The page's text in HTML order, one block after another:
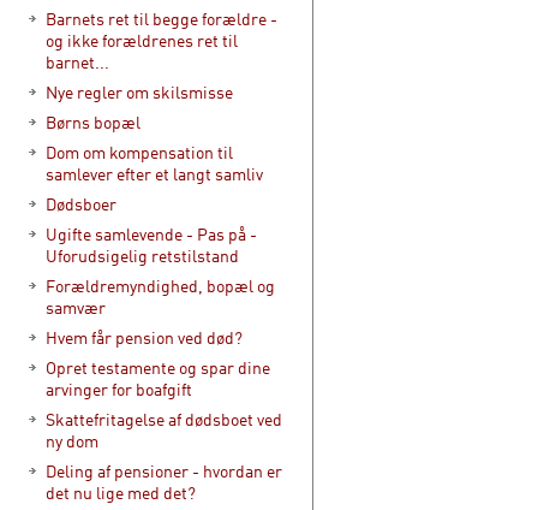
Barnets ret til begge forældre -
og ikke forældrenes ret til
barnet...
Nye regler om skilsmisse
Børns bopæl
Dom om kompensation til
samlever efter et langt samliv
Dødsboer
Ugifte samlevende - Pas på -
Uforudsigelig retstilstand
Forældremyndighed, bopæl og
samvær
Hvem får pension ved død?
Opret testamente og spar dine
arvinger for boafgift
Skattefritagelse af dødsboet ved
ny dom
Deling af pensioner - hvordan er
det nu lige med det?